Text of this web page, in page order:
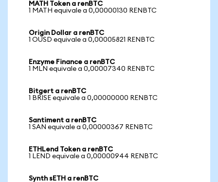
MATH Token a renBTC
1 MATH equivale a 0,00000130 RENBTC
Origin Dollar a renBTC
1 OUSD equivale a 0,00005821 RENBTC
Enzyme Finance a renBTC
1 MLN equivale a 0,00007340 RENBTC
Bitgert a renBTC
1 BRISE equivale a 0,00000000 RENBTC
Santiment a renBTC
1 SAN equivale a 0,00000367 RENBTC
ETHLend Token a renBTC
1 LEND equivale a 0,00000944 RENBTC
Synth sETH a renBTC